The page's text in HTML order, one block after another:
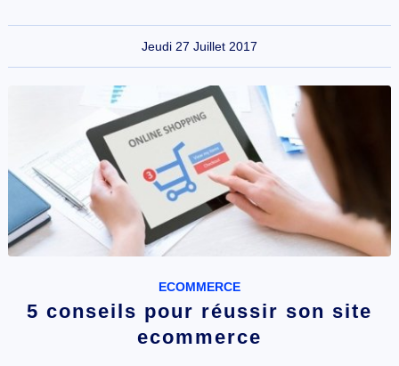
Jeudi 27 Juillet 2017
ECOMMERCE
5 conseils pour réussir son site
ecommerce